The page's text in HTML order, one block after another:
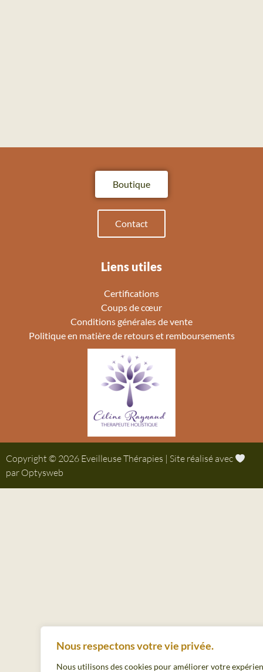
Nous respectons votre vie privée.
Nous utilisons des cookies pour améliorer votre
Liens utiles
Certifications
Coups de cœur
Conditions générales de vente
Politique en matière de retours et remboursements
Boutique
Contact
Copyright © 2026 Eveilleuse Thérapies | Site réalisé avec
par Optysweb